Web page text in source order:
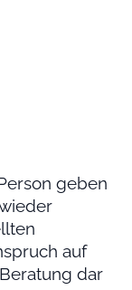
geben
auf
dar